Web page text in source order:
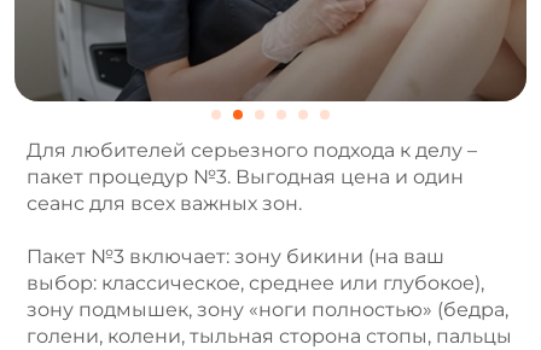
Для любителей серьезного подхода к делу –
пакет процедур №3. Выгодная цена и один
сеанс для всех важных зон.
Пакет №3 включает: зону бикини (на ваш
выбор: классическое, среднее или глубокое),
зону подмышек, зону «ноги полностью» (бедра,
голени, колени, тыльная сторона стопы, пальцы